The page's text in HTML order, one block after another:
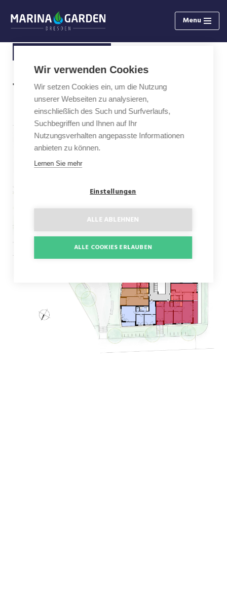
Skip
to
Menu
1. Etage
Wir verwenden Cookies
Wir setzen Cookies ein, um die Nutzung
unserer Webseiten zu analysieren,
einschließlich des Such und Surfverlaufs,
Suchbegriffen und Ihnen auf Ihr
Nutzungsverhalten angepasste Informationen
anbieten zu können.
Lernen Sie mehr
Einstellungen
ALLE ABLEHNEN
ALLE COOKIES ERLAUBEN